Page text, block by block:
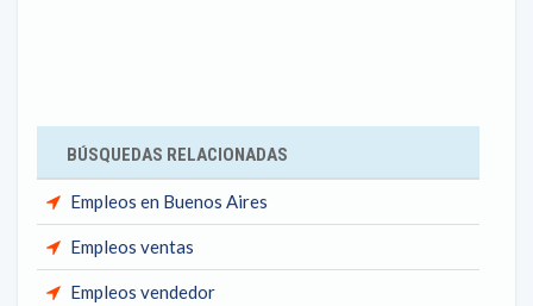
BÚSQUEDAS RELACIONADAS
Empleos en Buenos Aires
Empleos ventas
Empleos vendedor